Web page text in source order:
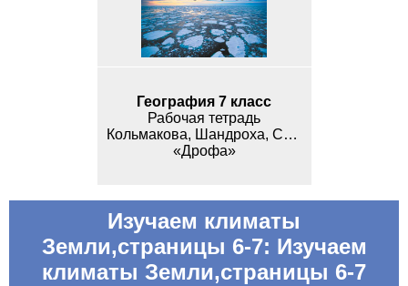
География 7 класс
Рабочая тетрадь
Кольмакова, Шандроха, Сарычева
«Дрофа»
Изучаем климаты
Земли,страницы 6-7: Изучаем
климаты Земли,страницы 6-7